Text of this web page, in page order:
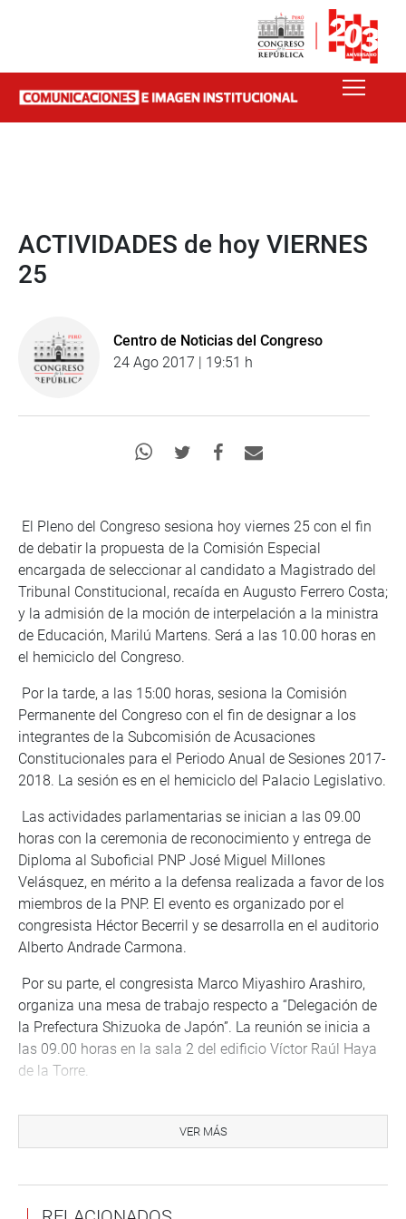
ACTIVIDADES de hoy VIERNES
25
Centro de Noticias del Congreso
24 Ago 2017 | 19:51 h
El Pleno del Congreso sesiona hoy viernes 25 con el fin
de debatir la propuesta de la Comisión Especial
encargada de seleccionar al candidato a Magistrado del
Tribunal Constitucional, recaída en Augusto Ferrero Costa;
y la admisión de la moción de interpelación a la ministra
de Educación, Marilú Martens. Será a las 10.00 horas en
el hemiciclo del Congreso.
Por la tarde, a las 15:00 horas, sesiona la Comisión
Permanente del Congreso con el fin de designar a los
integrantes de la Subcomisión de Acusaciones
Constitucionales para el Periodo Anual de Sesiones 2017-
2018. La sesión es en el hemiciclo del Palacio Legislativo.
Las actividades parlamentarias se inician a las 09.00
horas con la ceremonia de reconocimiento y entrega de
Diploma al Suboficial PNP José Miguel Millones
Velásquez, en mérito a la defensa realizada a favor de los
miembros de la PNP. El evento es organizado por el
congresista Héctor Becerril y se desarrolla en el auditorio
Alberto Andrade Carmona.
Por su parte, el congresista Marco Miyashiro Arashiro,
organiza una mesa de trabajo respecto a “Delegación de
la Prefectura Shizuoka de Japón”. La reunión se inicia a
las 09.00 horas en la sala 2 del edificio Víctor Raúl Haya
de la Torre.
organiza una exposición fotográfica sobre “Homenaje por
Aniversario de la Reincorporación de Tacna al Seno
VER MÁS